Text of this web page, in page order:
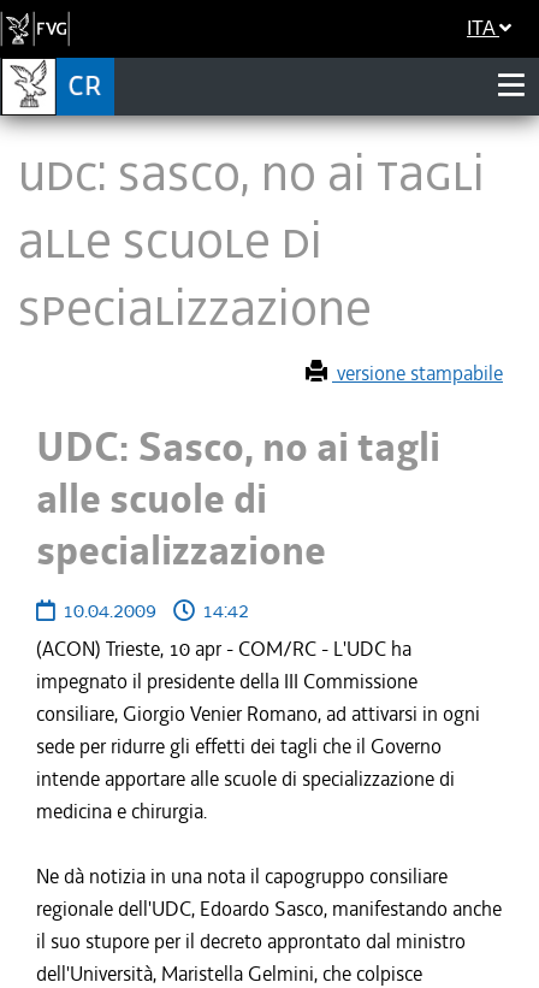
ITA
UDC: Sasco, no ai tagli
alle scuole di
specializzazione
versione stampabile
UDC: Sasco, no ai tagli
alle scuole di
specializzazione
10.04.2009
14:42
(ACON) Trieste, 10 apr - COM/RC - L'UDC ha
impegnato il presidente della III Commissione
consiliare, Giorgio Venier Romano, ad attivarsi in ogni
sede per ridurre gli effetti dei tagli che il Governo
intende apportare alle scuole di specializzazione di
medicina e chirurgia.
Ne dà notizia in una nota il capogruppo consiliare
regionale dell'UDC, Edoardo Sasco, manifestando anche
il suo stupore per il decreto approntato dal ministro
dell'Università, Maristella Gelmini, che colpisce